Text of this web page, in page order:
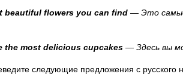
beautiful flowers you can find — Это
the most delicious cupcakes — Здесь вы
следующие предложения с русского